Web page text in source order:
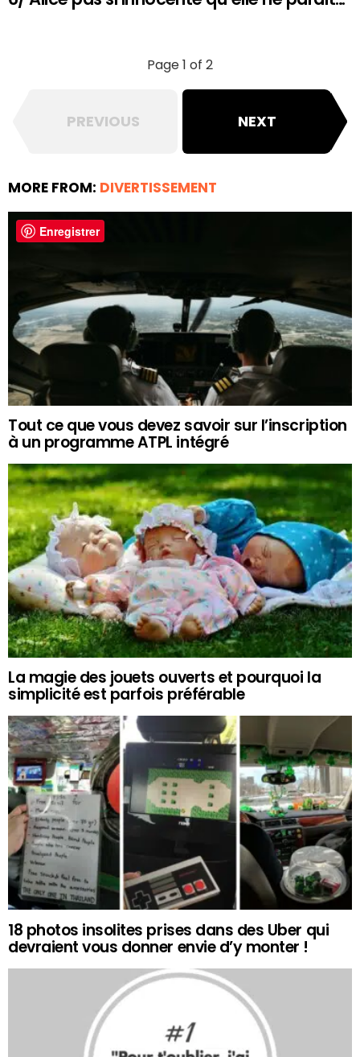
Page 1 of 2
PREVIOUS NEXT
MORE FROM: DIVERTISSEMENT
Tout ce que vous devez savoir sur l’inscription
à un programme ATPL intégré
La magie des jouets ouverts et pourquoi la
simplicité est parfois préférable
18 photos insolites prises dans des Uber qui
devraient vous donner envie d’y monter !
Enregistrer